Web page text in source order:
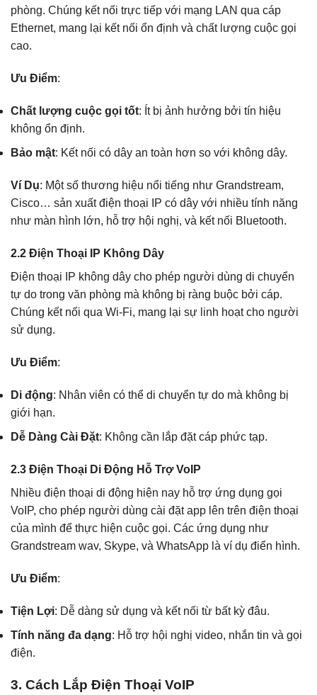
phòng. Chúng kết nối trực tiếp với mạng LAN qua cáp
Ethernet, mang lại kết nối ổn định và chất lượng cuộc gọi
cao.
Ưu Điểm:
Chất lượng cuộc gọi tốt: Ít bị ảnh hưởng bởi tín hiệu
không ổn định.
Bảo mật: Kết nối có dây an toàn hơn so với không dây.
Ví Dụ: Một số thương hiệu nổi tiếng như Grandstream,
Cisco… sản xuất điện thoại IP có dây với nhiều tính năng
như màn hình lớn, hỗ trợ hội nghị, và kết nối Bluetooth.
2.2 Điện Thoại IP Không Dây
Điện thoại IP không dây cho phép người dùng di chuyển
tự do trong văn phòng mà không bị ràng buộc bởi cáp.
Chúng kết nối qua Wi-Fi, mang lại sự linh hoạt cho người
sử dụng.
Ưu Điểm:
Di động: Nhân viên có thể di chuyển tự do mà không bị
giới hạn.
Dễ Dàng Cài Đặt: Không cần lắp đặt cáp phức tạp.
2.3 Điện Thoại Di Động Hỗ Trợ VoIP
Nhiều điện thoại di động hiện nay hỗ trợ ứng dụng gọi
VoIP, cho phép người dùng cài đặt app lên trên điện thoại
của mình để thực hiện cuộc gọi. Các ứng dụng như
Grandstream wav, Skype, và WhatsApp là ví dụ điển hình.
Ưu Điểm:
Tiện Lợi: Dễ dàng sử dụng và kết nối từ bất kỳ đâu.
Tính năng đa dạng: Hỗ trợ hội nghị video, nhắn tin và gọi
điện.
3. Cách Lắp Điện Thoại VoIP